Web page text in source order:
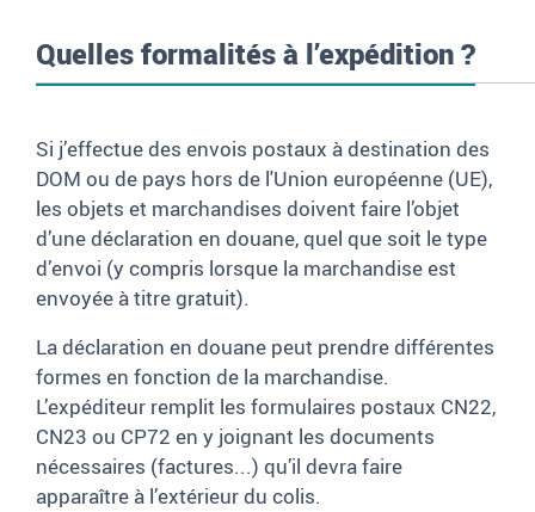
Quelles formalités à l’expédition?
Si j’effectue des envois postaux à destination des
DOM ou de pays hors de l'Union européenne (UE),
les objets et marchandises doivent faire l’objet
d’une déclaration en douane, quel que soit le type
d’envoi (y compris lorsque la marchandise est
envoyée à titre gratuit).
La déclaration en douane peut prendre différentes
formes en fonction de la marchandise.
L’expéditeur remplit les formulaires postaux CN22,
CN23 ou CP72 en y joignant les documents
nécessaires (factures...) qu’il devra faire
apparaître à l’extérieur du colis.